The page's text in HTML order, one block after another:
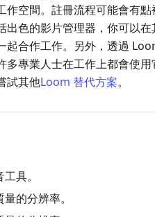
作空間。註冊流程可能會有
出色的影片管理器，你可以
起合作工作。另外，透過
多專業人士在工作上都會使
試其他Loom 替代方案。
具。
的分辨率。